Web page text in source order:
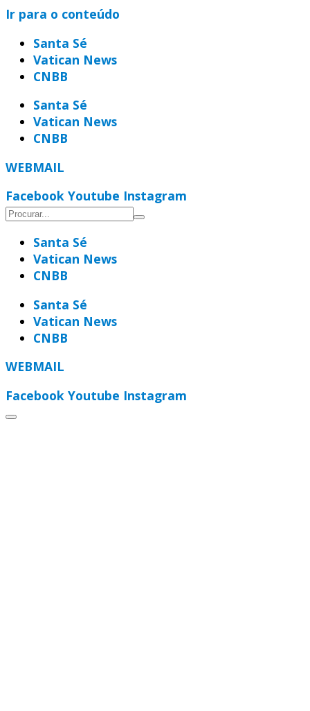
Ir para o conteúdo
Santa Sé
Vatican News
CNBB
Santa Sé
Vatican News
CNBB
WEBMAIL
Facebook Youtube Instagram
Santa Sé
Vatican News
CNBB
Santa Sé
Vatican News
CNBB
WEBMAIL
Facebook Youtube Instagram